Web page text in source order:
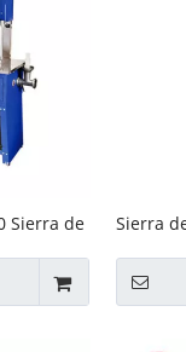
Sierra de
Sierra